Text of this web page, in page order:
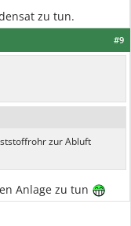
zu tun.
#9
zur Abluft
Anlage zu tun